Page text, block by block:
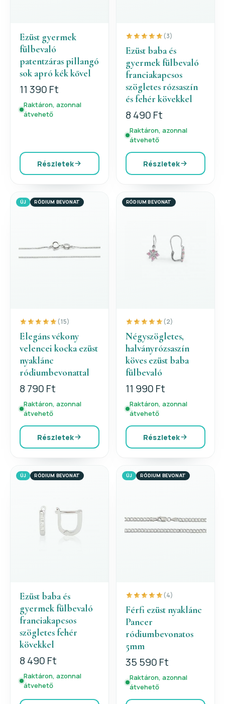
Ezüst gyermek
fülbevaló
patentzáras pillangó
sok apró kék kővel
11 390 Ft
Raktáron, azonnal
átvehető
Részletek
(3)
Ezüst baba és
gyermek fülbevaló
franciakapcsos
szögletes rózsaszín
és fehér kövekkel
8 490 Ft
Raktáron, azonnal
átvehető
Részletek
ÚJ RÓDIUM BEVONAT
(15)
Elegáns vékony
velencei kocka ezüst
nyaklánc
ródiumbevonattal
8 790 Ft
Raktáron, azonnal
átvehető
Részletek
RÓDIUM BEVONAT
(2)
Négyszögletes,
halványrózsaszín
köves ezüst baba
fülbevaló
11 990 Ft
Raktáron, azonnal
átvehető
Részletek
ÚJ RÓDIUM BEVONAT
Ezüst baba és
gyermek fülbevaló
franciakapcsos
szögletes fehér
kövekkel
8 490 Ft
Raktáron, azonnal
átvehető
ÚJ RÓDIUM BEVONAT
(4)
Férfi ezüst nyaklánc
Pancer
ródiumbevonatos
5mm
35 590 Ft
Raktáron, azonnal
átvehető